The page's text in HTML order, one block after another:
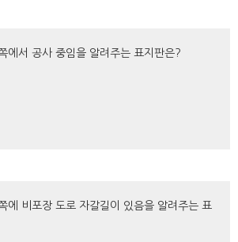
에서 공사 중임을 알려주는 표지판은?
에 비포장 도로 자갈길이 있음을 알려주는 표